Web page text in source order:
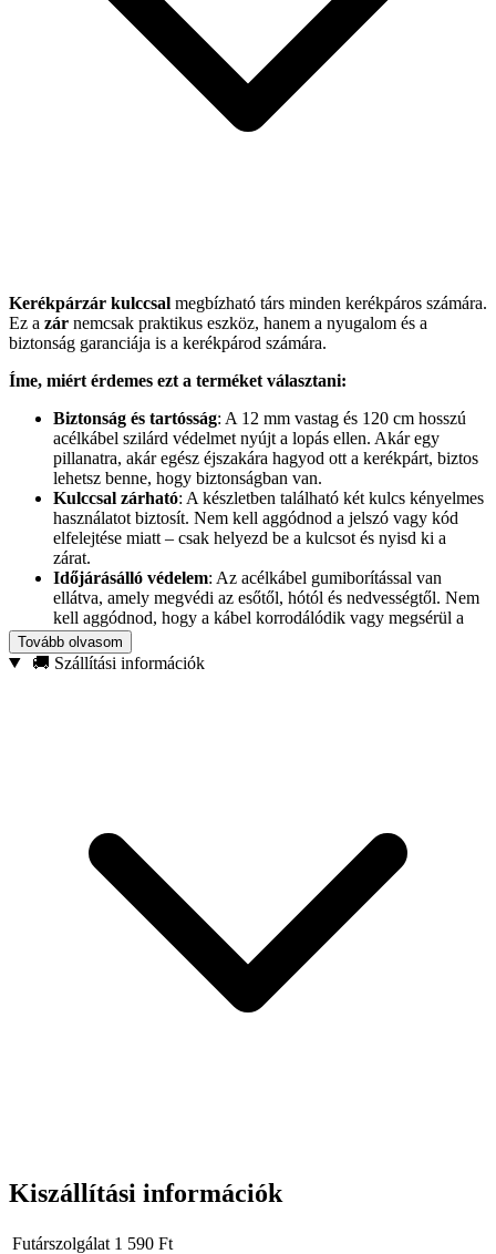
Kerékpárzár kulccsal megbízható társ minden kerékpáros számára.
Ez a zár nemcsak praktikus eszköz, hanem a nyugalom és a
biztonság garanciája is a kerékpárod számára.
Íme, miért érdemes ezt a terméket választani:
Biztonság és tartósság: A 12 mm vastag és 120 cm hosszú
acélkábel szilárd védelmet nyújt a lopás ellen. Akár egy
pillanatra, akár egész éjszakára hagyod ott a kerékpárt, biztos
lehetsz benne, hogy biztonságban van.
Kulccsal zárható: A készletben található két kulcs kényelmes
használatot biztosít. Nem kell aggódnod a jelszó vagy kód
elfelejtése miatt – csak helyezd be a kulcsot és nyisd ki a
zárat.
Időjárásálló védelem: Az acélkábel gumiborítással van
ellátva, amely megvédi az esőtől, hótól és nedvességtől. Nem
kell aggódnod, hogy a kábel korrodálódik vagy megsérül a
nehéz időjárási körülmények között.
Zárvédő: A zár további védőburkolattal rendelkezik, amely
Anyag:
acél, műanyag
A biztonsági kábel vastagsága:
A biztonsági kábel hossza:
1200 mm
kulccsal
Kulcsok száma a készletben:
2
Tovább olvasom
🚚 Szállítási információk
Kiszállítási információk
Futárszolgálat 1 590 Ft